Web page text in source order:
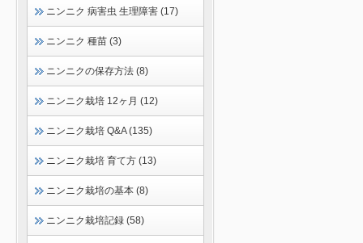
ニンニク 病害虫 生理障害 (17)
ニンニク 種苗 (3)
ニンニクの保存方法 (8)
ニンニク栽培 12ヶ月 (12)
ニンニク栽培 Q&A (135)
ニンニク栽培 育て方 (13)
ニンニク栽培の基本 (8)
ニンニク栽培記録 (58)